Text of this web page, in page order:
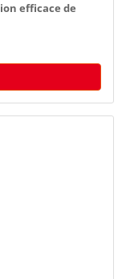
efficace de